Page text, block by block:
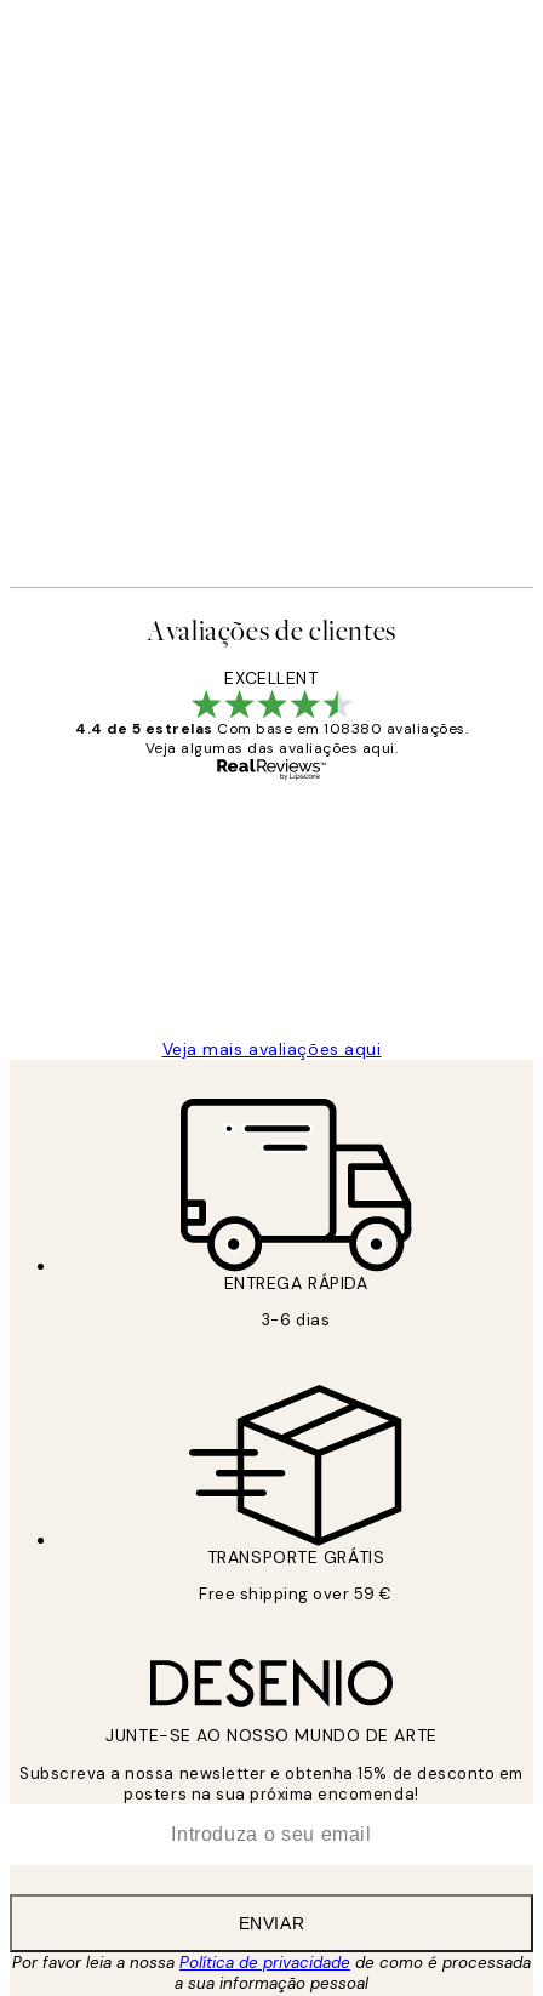
Avaliações de clientes
EXCELLENT
4.4 de 5 estrelas Com base em 108380 avaliações.
Veja algumas das avaliações aqui.
Veja mais avaliações aqui
ENTREGA RÁPIDA
3-6 dias
TRANSPORTE GRÁTIS
Free shipping over 59 €
JUNTE-SE AO NOSSO MUNDO DE ARTE
Subscreva a nossa newsletter e obtenha 15% de desconto em
posters na sua próxima encomenda!
ENVIAR
Por favor leia a nossa Política de privacidade de como é processada
a sua informação pessoal